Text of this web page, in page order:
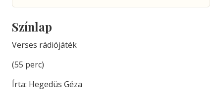
Színlap
Verses rádiójáték
(55 perc)
Írta: Hegedüs Géza